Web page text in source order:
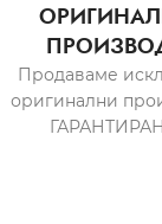
Продаваме
оригинални